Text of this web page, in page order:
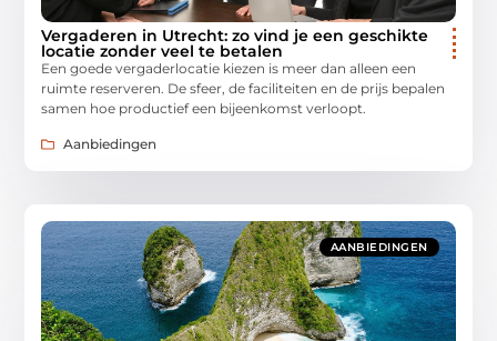
Vergaderen in Utrecht: zo vind je een geschikte
locatie zonder veel te betalen
Een goede vergaderlocatie kiezen is meer dan alleen een
ruimte reserveren. De sfeer, de faciliteiten en de prijs bepalen
samen hoe productief een bijeenkomst verloopt.
Aanbiedingen
AANBIEDINGEN